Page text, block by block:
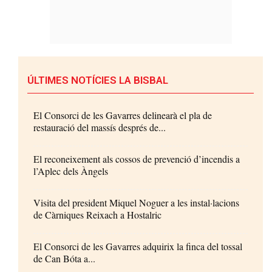
ÚLTIMES NOTÍCIES LA BISBAL
El Consorci de les Gavarres delinearà el pla de
restauració del massís després de...
El reconeixement als cossos de prevenció d’incendis a
l’Aplec dels Àngels
Visita del president Miquel Noguer a les instal·lacions
de Càrniques Reixach a Hostalric
El Consorci de les Gavarres adquirix la finca del tossal
de Can Bóta a...